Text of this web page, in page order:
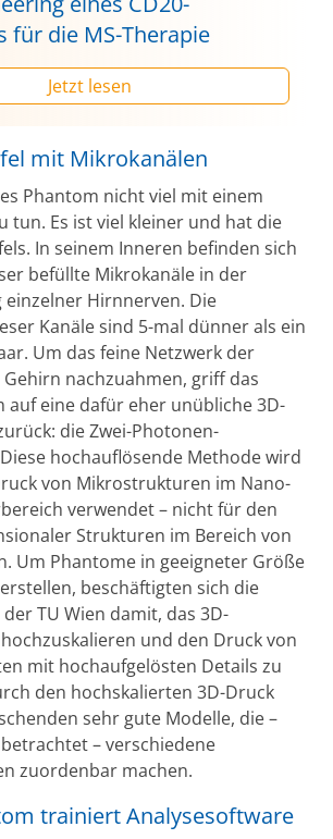
für die MS-Therapie
Jetzt lesen
mit Mikrokanälen
Phantom nicht viel mit einem
tun. Es ist viel kleiner und hat die
In seinem Inneren befinden sich
befüllte Mikrokanäle in der
Hirnnerven. Die
Kanäle sind 5-mal dünner als ein
Um das feine Netzwerk der
nachzuahmen, griff das
auf eine dafür eher unübliche 3D-
die Zwei-Photonen-
hochauflösende Methode wird
von Mikrostrukturen im Nano-
verwendet – nicht für den
Strukturen im Bereich von
Um Phantome in geeigneter Größe
beschäftigten sich die
TU Wien damit, das 3D-
und den Druck von
mit hochaufgelösten Details zu
den hochskalierten 3D-Druck
sehr gute Modelle, die –
– verschiedene
zuordenbar machen.
trainiert Analysesoftware